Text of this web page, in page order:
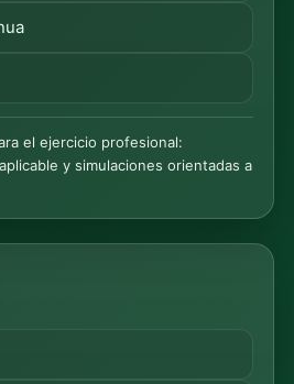
el ejercicio profesional:
y simulaciones orientadas a